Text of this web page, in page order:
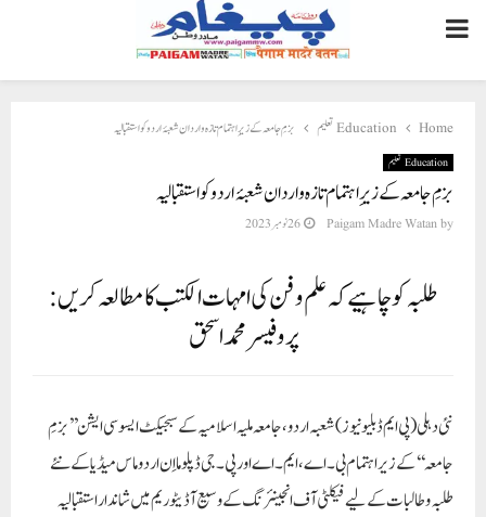
PRIMARY
MENU
Home Education تعلیم بزمِ جامعہ کے زیرِ اہتمام تازہ واردان شعبۂ اردو کو استقبالیہ
Education تعلیم
بزمِ جامعہ کے زیرِ اہتمام تازہ واردان شعبۂ اردو کو استقبالیہ
by
Paigam Madre Watan 26 نومبر 2023
طلبہ کو چاہیے کہ علم و فن کی امہات الکتب کا مطالعہ کریں:
پروفیسر محمد اسحق
نئی دہلی(پی ایم ڈبلیو نیوز)شعبہ اردو، جامعہ ملیہ اسلامیہ کے سبجیکٹ ایسو سی ایشن ’’بزمِ
جامعہ‘‘ کے زیر اہتمام بی۔اے، ایم۔اے اور پی۔ جی ڈپلوما اِن اردو ماس میڈیا کے نئے
طلبہ و طالبات کے لیے فیکلٹی آف انجینئرنگ کے وسیع آڈیٹوریم میں شاندار استقبالیہ